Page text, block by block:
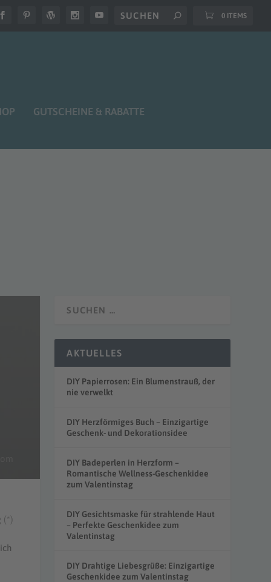
0 ITEMS
GUTSCHEINE & RABATTE
(*)
AKTUELLES
DIY Papierrosen: Ein Blumenstrauß, der
nie verwelkt
DIY Herzförmiges Buch – Einzigartige
Geschenk- und Dekorationsidee
DIY Badeperlen in Herzform –
Romantische Wellness-Geschenkidee
zum Valentinstag
DIY Gesichtsmaske für strahlende Haut
– Perfekte Geschenkidee zum
Valentinstag
DIY Drahtige Liebesgrüße: Einzigartige
Geschenkidee zum Valentinstag